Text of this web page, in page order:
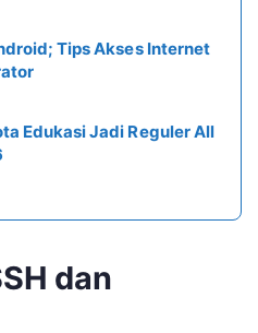
Tips Akses Internet
Edukasi Jadi Reguler All
dan